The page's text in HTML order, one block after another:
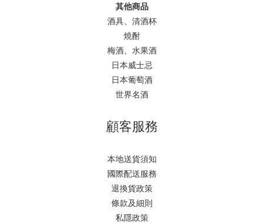
其他商品
酒具、清酒杯
燒酎
梅酒、水果酒
日本威士忌
日本葡萄酒
世界名酒
顧客服務
本地送貨須知
國際配送服務
退換貨政策
條款及細則
私隱政策